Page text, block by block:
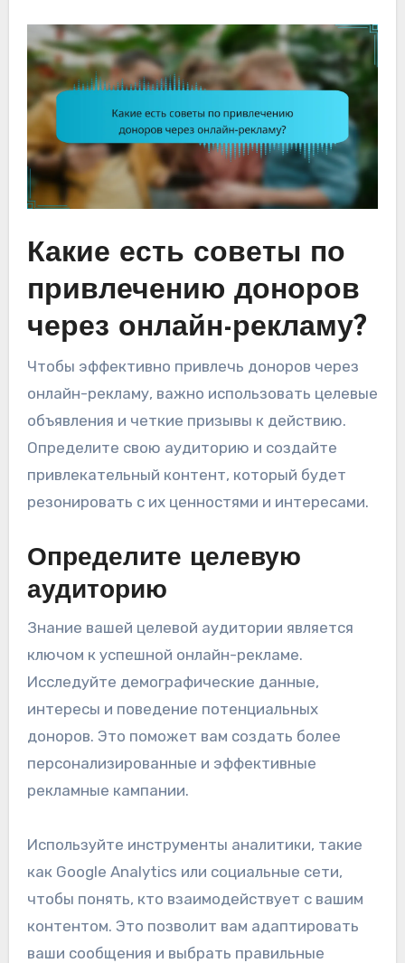
Какие есть советы по
привлечению доноров
через онлайн-рекламу?
Чтобы эффективно привлечь доноров через
онлайн-рекламу, важно использовать целевые
объявления и четкие призывы к действию.
Определите свою аудиторию и создайте
привлекательный контент, который будет
резонировать с их ценностями и интересами.
Определите целевую
аудиторию
Знание вашей целевой аудитории является
ключом к успешной онлайн-рекламе.
Исследуйте демографические данные,
интересы и поведение потенциальных
доноров. Это поможет вам создать более
персонализированные и эффективные
рекламные кампании.
Используйте инструменты аналитики, такие
как Google Analytics или социальные сети,
чтобы понять, кто взаимодействует с вашим
контентом. Это позволит вам адаптировать
ваши сообщения и выбрать правильные